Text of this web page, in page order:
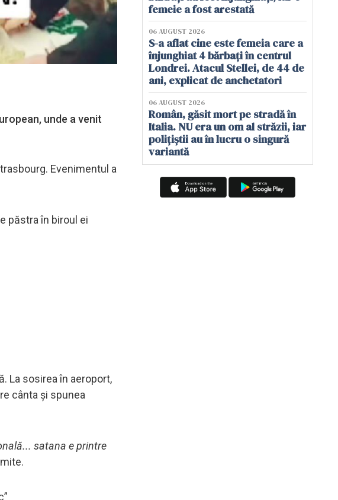
unde a venit
Evenimentul a
păstra în biroul ei
La sosirea în aeroport,
cânta și spunea
satana e printre
femeie a fost arestată
06 AUGUST 2026
S-a aflat cine este femeia care a
înjunghiat 4 bărbați în centrul
Londrei. Atacul Stellei, de 44 de
ani, explicat de anchetatori
06 AUGUST 2026
Român, găsit mort pe stradă în
Italia. NU era un om al străzii, iar
polițiștii au în lucru o singură
variantă